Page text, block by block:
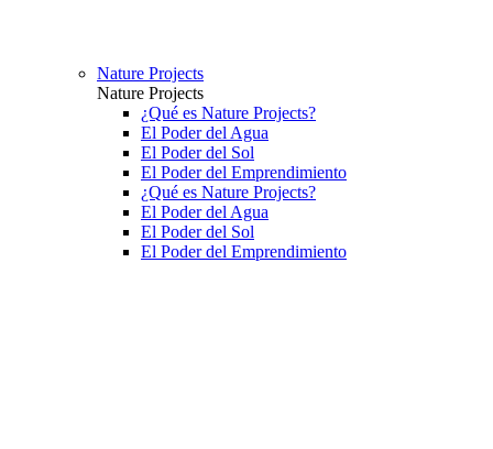
Nature Projects
Nature Projects
¿Qué es Nature Projects?
El Poder del Agua
El Poder del Sol
El Poder del Emprendimiento
¿Qué es Nature Projects?
El Poder del Agua
El Poder del Sol
El Poder del Emprendimiento